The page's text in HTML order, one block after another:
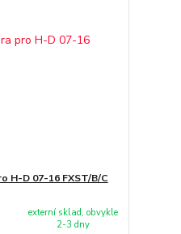
H-D 07-16 FXST/B/C
externí sklad, obvykle
2-3 dny